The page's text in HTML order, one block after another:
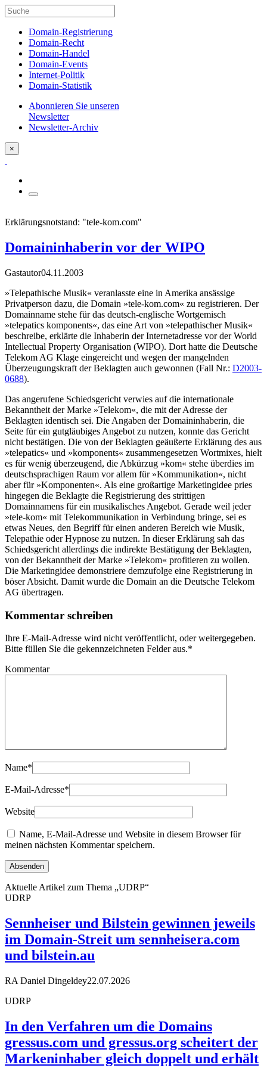
Domain-Registrierung
Domain-Recht
Domain-Handel
Domain-Events
Internet-Politik
Domain-Statistik
Abonnieren Sie unseren
Newsletter
Newsletter-Archiv
×
Erklärungsnotstand: "tele-kom.com"
Domaininhaberin vor der WIPO
Gastautor04.11.2003
»Telepathische Musik« veranlasste eine in Amerika ansässige
Privatperson dazu, die Domain »tele-kom.com« zu registrieren. Der
Domainname stehe für das deutsch-englische Wortgemisch
»telepatics komponents«, das eine Art von »telepathischer Musik«
beschreibe, erklärte die Inhaberin der Internetadresse vor der World
Intellectual Property Organisation (WIPO). Dort hatte die Deutsche
Telekom AG Klage eingereicht und wegen der mangelnden
Überzeugungskraft der Beklagten auch gewonnen (Fall Nr.: D2003-
0688).
Das angerufene Schiedsgericht verwies auf die internationale
Bekanntheit der Marke »Telekom«, die mit der Adresse der
Beklagten identisch sei. Die Angaben der Domaininhaberin, die
Seite für ein gutgläubiges Angebot zu nutzen, konnte das Gericht
nicht bestätigen. Die von der Beklagten geäußerte Erklärung des aus
»telepatics« und »komponents« zusammengesetzen Wortmixes, hielt
es für wenig überzeugend, die Abkürzug »kom« stehe überdies im
deutschsprachigen Raum vor allem für »Kommunikation«, nicht
aber für »Komponenten«. Als eine großartige Marketingidee pries
hingegen die Beklagte die Registrierung des strittigen
Domainnamens für ein musikalisches Angebot. Gerade weil jeder
»tele-kom« mit Telekommunikation in Verbindung bringe, sei es
etwas Neues, den Begriff für einen anderen Bereich wie Musik,
Telepathie oder Hypnose zu nutzen. In dieser Erklärung sah das
Schiedsgericht allerdings die indirekte Bestätigung der Beklagten,
von der Bekanntheit der Marke »Telekom« profitieren zu wollen.
Die Marketingidee demonstriere demzufolge eine Registrierung in
böser Absicht. Damit wurde die Domain an die Deutsche Telekom
AG übertragen.
Kommentar schreiben
Ihre E-Mail-Adresse wird nicht veröffentlicht, oder weitergegeben.
Bitte füllen Sie die gekennzeichneten Felder aus.*
Kommentar
Name*
E-Mail-Adresse*
Website
Name, E-Mail-Adresse und Website in diesem Browser für
meinen nächsten Kommentar speichern.
Aktuelle Artikel zum Thema „UDRP“
UDRP
Sennheiser und Bilstein gewinnen jeweils
im Domain-Streit um sennheisera.com
und bilstein.au
RA Daniel Dingeldey22.07.2026
UDRP
In den Verfahren um die Domains
gressus.com und gressus.org scheitert der
Markeninhaber gleich doppelt und erhält